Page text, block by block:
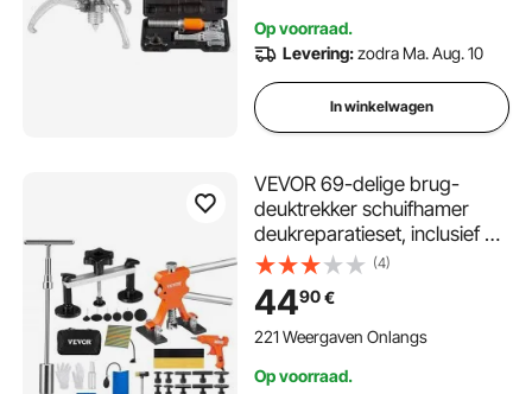
Op voorraad.
Levering:zodra Ma. Aug. 10
In winkelwagen
VEVOR 69-delige brug-
deuktrekker schuifhamer
deukreparatieset, inclusief 20
treklipjes en 6 brug-treklipjes,
deukverwijderingsgereedsch
ap voor auto's,
wasmachines, enz.
(4)
4490€
221 Weergaven Onlangs
Op voorraad.